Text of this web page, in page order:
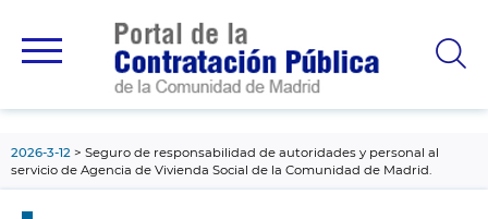
principal
2026-3-12
Seguro de responsabilidad de autoridades y personal al
servicio de Agencia de Vivienda Social de la Comunidad de Madrid.